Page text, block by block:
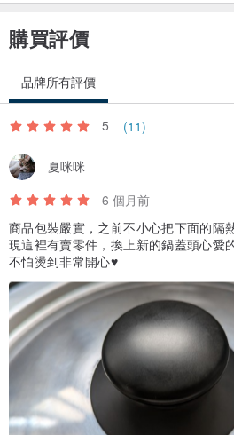
購買評價
品牌所有評價
5 (11)
夏咪咪
6 個月前
商品包裝嚴實，之前不小心把下面的隔
現這裡有賣零件，換上新的鍋蓋頭心愛
不怕燙到非常開心♥️